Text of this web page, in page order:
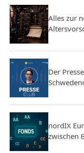
Alles zur
Der
nordIX
zwischen